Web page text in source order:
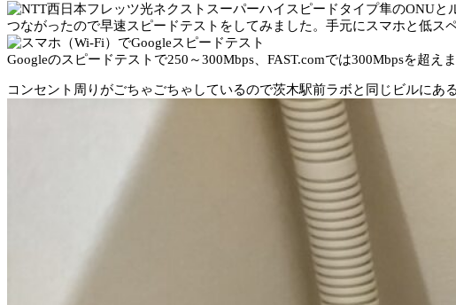
つながったので早速スピードテストをしてみました。手元にスマホと低ス
Googleのスピードテストで250～300Mbps、FAST.comでは300Mbpsを超
コンセント周りがごちゃごちゃしているので茨木駅前ラボと同じビルにあ